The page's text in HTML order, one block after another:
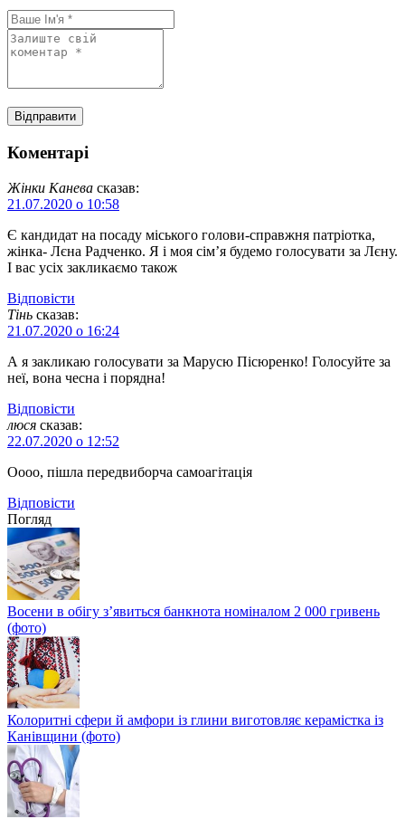
Коментарі
Жінки Канева сказав:
21.07.2020 о 10:58
Є кандидат на посаду міського голови-справжня патріотка,
жінка- Лєна Радченко. Я і моя сім’я будемо голосувати за Лєну.
І вас усіх закликаємо також
Відповіcти
Тінь сказав:
21.07.2020 о 16:24
А я закликаю голосувати за Марусю Пісюренко! Голосуйте за
неї, вона чесна і порядна!
Відповіcти
люся сказав:
22.07.2020 о 12:52
Оооо, пішла передвиборча самоагітація
Відповіcти
Погляд
Восени в обігу з’явиться банкнота номіналом 2 000 гривень
(фото)
Колоритні сфери й амфори із глини виготовляє керамістка із
Канівщини (фото)